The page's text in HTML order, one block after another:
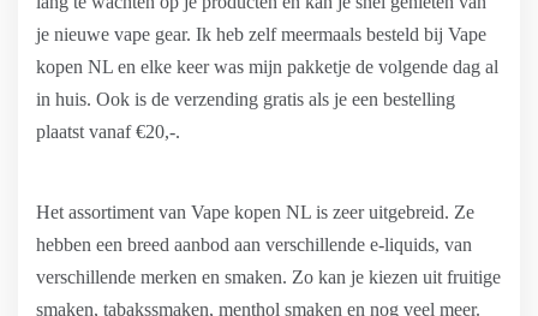
je nieuwe vape gear. Ik heb zelf meermaals besteld bij Vape
kopen NL en elke keer was mijn pakketje de volgende dag al
in huis. Ook is de verzending gratis als je een bestelling
plaatst vanaf €20,-.
Het assortiment van Vape kopen NL is zeer uitgebreid. Ze
hebben een breed aanbod aan verschillende e-liquids, van
verschillende merken en smaken. Zo kan je kiezen uit fruitige
smaken, tabakssmaken, menthol smaken en nog veel meer.